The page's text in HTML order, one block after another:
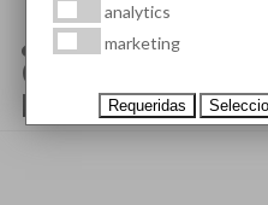
¿POR QUÉ ES
CONSERVAR
NATURALES?
analytics
marketing
Requeridas